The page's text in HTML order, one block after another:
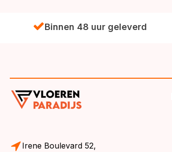
Binnen 48 uur geleverd
Irene Boulevard 52,